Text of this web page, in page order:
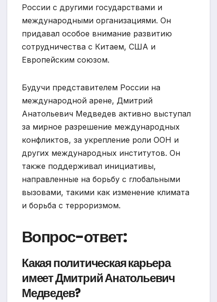
России с другими государствами и
международными организациями. Он
придавал особое внимание развитию
сотрудничества с Китаем, США и
Европейским союзом.
Будучи представителем России на
международной арене, Дмитрий
Анатольевич Медведев активно выступал
за мирное разрешение международных
конфликтов, за укрепление роли ООН и
других международных институтов. Он
также поддерживал инициативы,
направленные на борьбу с глобальными
вызовами, такими как изменение климата
и борьба с терроризмом.
Вопрос-ответ:
Какая политическая карьера
имеет Дмитрий Анатольевич
Медведев?